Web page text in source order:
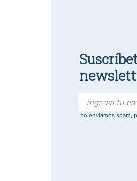
no enviamos spam,